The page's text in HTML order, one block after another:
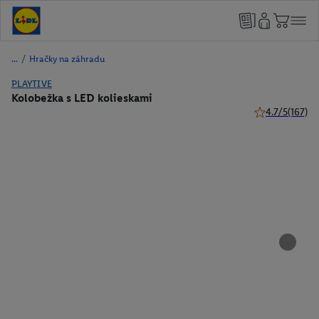
/ Hračky na záhradu
PLAYTIVE
Kolobežka s LED kolieskami
4.7/5(167)